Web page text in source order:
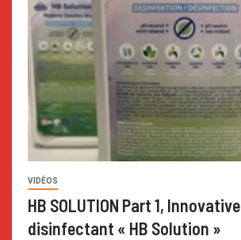
VIDÉOS
HB SOLUTION Part 1, Innovative
disinfectant « HB Solution »